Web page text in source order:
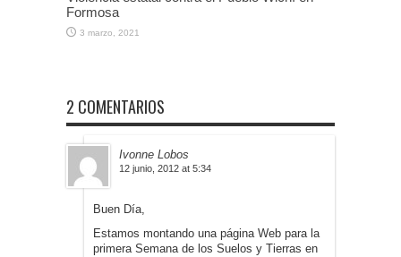
Formosa
3 marzo, 2021
2 COMENTARIOS
Ivonne Lobos
12 junio, 2012 at 5:34
Buen Día,
Estamos montando una página Web para la
primera Semana de los Suelos y Tierras en